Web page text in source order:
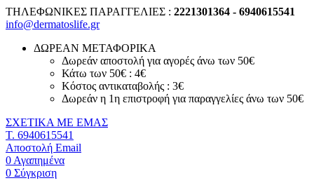
ΤΗΛΕΦΩΝΙΚΕΣ ΠΑΡΑΓΓΕΛΙΕΣ : 2221301364 - 6940615541
info@dermatoslife.gr
ΔΩΡΕΑΝ ΜΕΤΑΦΟΡΙΚΑ
Δωρεάν αποστολή για αγορές άνω των 50€
Κάτω των 50€ : 4€
Κόστος αντικαταβολής : 3€
Δωρεάν η 1η επιστροφή για παραγγελίες άνω των 50€
ΣΧΕΤΙΚΑ ΜΕ ΕΜΑΣ
T. 6940615541
Αποστολή Email
0 Αγαπημένα
0 Σύγκριση